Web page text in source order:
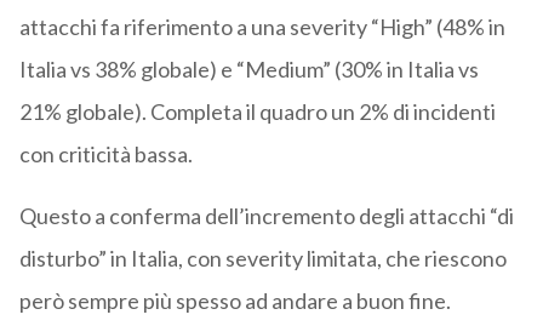
attacchi fa riferimento a una severity “High” (48% in
Italia vs 38% globale) e “Medium” (30% in Italia vs
21% globale). Completa il quadro un 2% di incidenti
con criticità bassa.
Questo a conferma dell’incremento degli attacchi “di
disturbo” in Italia, con severity limitata, che riescono
però sempre più spesso ad andare a buon fine.